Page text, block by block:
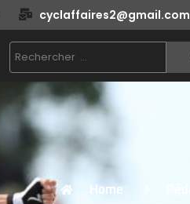
cyclaffaires2@gmail.com
Home